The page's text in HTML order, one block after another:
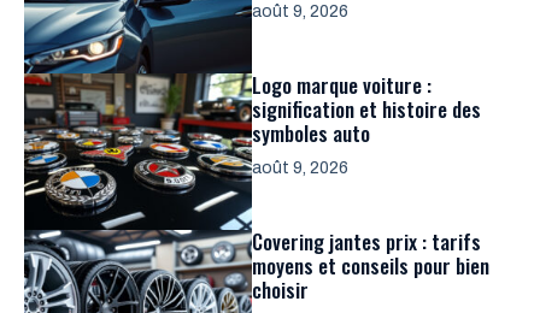
août 9, 2026
Logo marque voiture :
signification et histoire des
symboles auto
août 9, 2026
Covering jantes prix : tarifs
moyens et conseils pour bien
choisir